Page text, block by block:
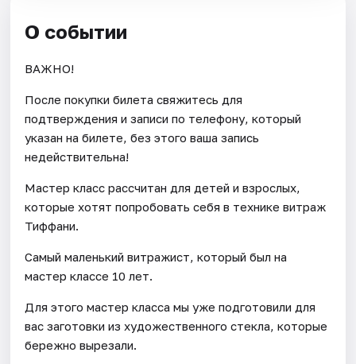
О событии
ВАЖНО!
После покупки билета свяжитесь для
подтверждения и записи по телефону, который
указан на билете, без этого ваша запись
недействительна!
Мастер класс рассчитан для детей и взрослых,
которые хотят попробовать себя в технике витраж
Тиффани.
Самый маленький витражист, который был на
мастер классе 10 лет.
Для этого мастер класса мы уже подготовили для
вас заготовки из художественного стекла, которые
бережно вырезали.